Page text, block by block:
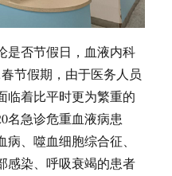
是否节假日，血液内科
节假期，由于医务人员
临着比平时更为繁重的
名急诊危重血液病患
、噬血细胞综合征、
感染、呼吸衰竭的患者